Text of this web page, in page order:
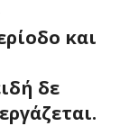
και
δε